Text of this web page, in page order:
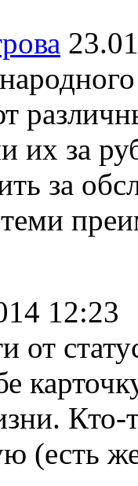
их за
за
теми
от
Кто-
(есть